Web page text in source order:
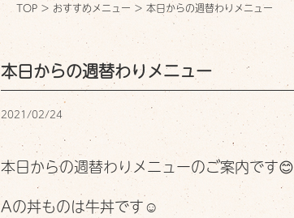
TOP > おすすめメニュー > 本日からの週替わりメニュー
本日からの週替わりメニュー
2021/02/24
本日からの週替わりメニューのご案内です😊
Aの丼ものは牛丼です☺︎